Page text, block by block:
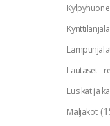
Kylpyhuone
Lautaset -
Lusikat ja
Maljakot